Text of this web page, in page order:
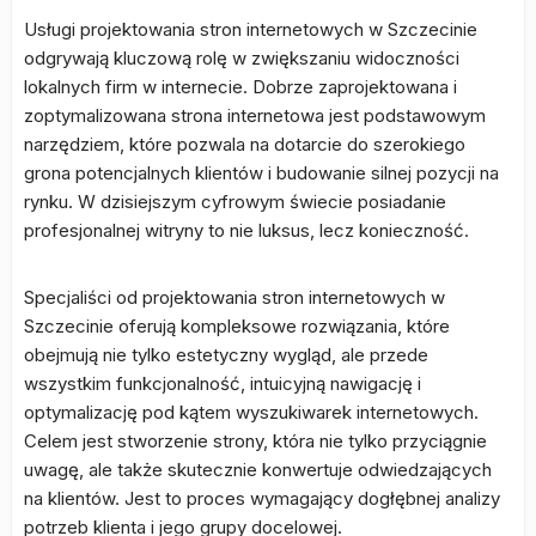
Usługi projektowania stron internetowych w Szczecinie
odgrywają kluczową rolę w zwiększaniu widoczności
lokalnych firm w internecie. Dobrze zaprojektowana i
zoptymalizowana strona internetowa jest podstawowym
narzędziem, które pozwala na dotarcie do szerokiego
grona potencjalnych klientów i budowanie silnej pozycji na
rynku. W dzisiejszym cyfrowym świecie posiadanie
profesjonalnej witryny to nie luksus, lecz konieczność.
Specjaliści od projektowania stron internetowych w
Szczecinie oferują kompleksowe rozwiązania, które
obejmują nie tylko estetyczny wygląd, ale przede
wszystkim funkcjonalność, intuicyjną nawigację i
optymalizację pod kątem wyszukiwarek internetowych.
Celem jest stworzenie strony, która nie tylko przyciągnie
uwagę, ale także skutecznie konwertuje odwiedzających
na klientów. Jest to proces wymagający dogłębnej analizy
potrzeb klienta i jego grupy docelowej.